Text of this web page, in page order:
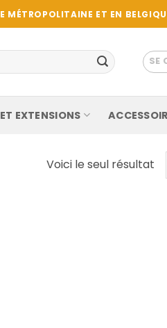
ET EN
SE
EXTENSIONS
Voici le seul résultat